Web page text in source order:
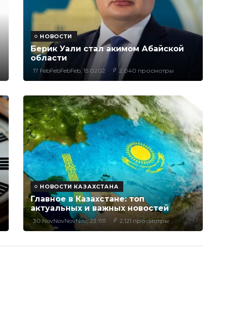
НОВОСТИ
Берик Уали стал акимом Абайской
области
17 FebFebFebFeb, 15:0202 2,040 просмотры
НОВОСТИ КАЗАХСТАНА
Главное в Казахстане: топ
актуальных и важных новостей
30 NovNovNovNov, 23:1111 2,121 просмотры